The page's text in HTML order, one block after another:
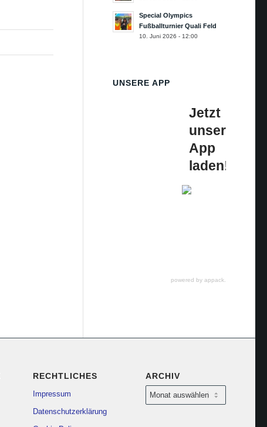
Special Olympics
Fußballturnier Quali Feld
10. Juni 2026 - 12:00
UNSERE APP
Jetzt
unsere
App
laden!
powered by appack.de
RECHTLICHES
Impressum
Datenschutzerklärung
ARCHIV